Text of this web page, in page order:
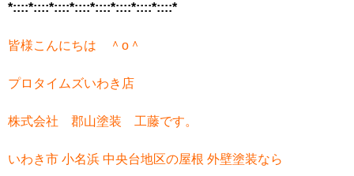
*::::*::::*::::*::::*::::*::::*::::*::::*
皆様こんにちは ＾o＾
プロタイムズいわき店
株式会社 郡山塗装 工藤です。
いわき市 小名浜 中央台地区の屋根 外壁塗装なら